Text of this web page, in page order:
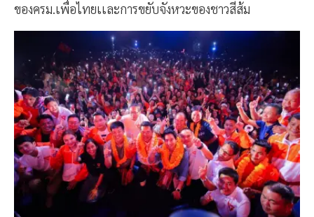
ของครม.เพื่อไทยเเละการขยับจังหวะของชาวสีส้ม